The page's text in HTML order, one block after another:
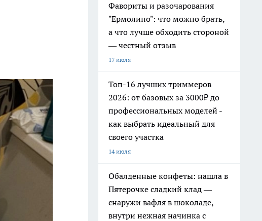
Фавориты и разочарования
"Ермолино": что можно брать,
а что лучше обходить стороной
— честный отзыв
17 июля
Топ-16 лучших триммеров
2026: от базовых за 3000₽ до
профессиональных моделей -
как выбрать идеальный для
своего участка
14 июля
Обалденные конфеты: нашла в
Пятерочке сладкий клад —
снаружи вафля в шоколаде,
внутри нежная начинка с